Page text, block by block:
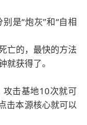
是“炮灰”和“自相
亡的，最快的方法
就获得了。
击基地10次就可
击本源核心就可以